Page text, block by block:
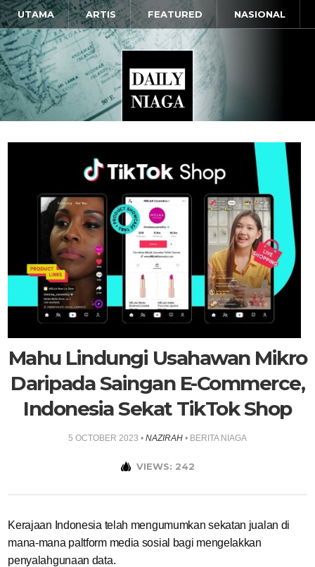
UTAMA ARTIS FEATURED NASIONAL
Mahu Lindungi Usahawan Mikro
Daripada Saingan E-Commerce,
Indonesia Sekat TikTok Shop
5 OCTOBER 2023 • NAZIRAH • BERITA NIAGA
VIEWS: 242
Kerajaan Indonesia telah mengumumkan sekatan jualan di
mana-mana paltform media sosial bagi mengelakkan
penyalahgunaan data.